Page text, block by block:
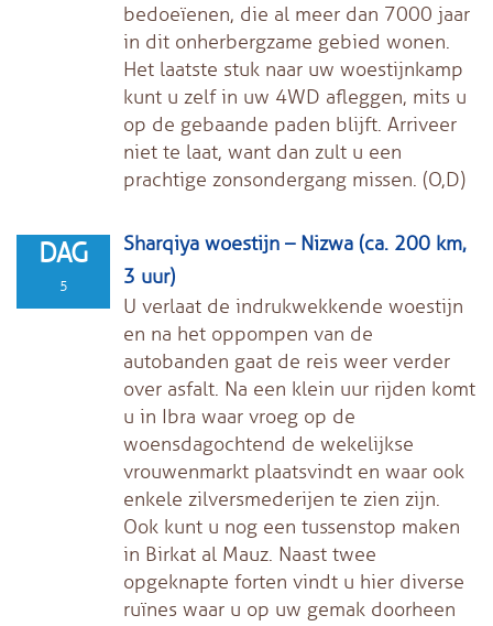
bedoeïenen, die al meer dan 7000 jaar
in dit onherbergzame gebied wonen.
Het laatste stuk naar uw woestijnkamp
kunt u zelf in uw 4WD afleggen, mits u
op de gebaande paden blijft. Arriveer
niet te laat, want dan zult u een
prachtige zonsondergang missen. (O,D)
DAG
5
Sharqiya woestijn – Nizwa (ca. 200 km,
3 uur)
U verlaat de indrukwekkende woestijn
en na het oppompen van de
autobanden gaat de reis weer verder
over asfalt. Na een klein uur rijden komt
u in Ibra waar vroeg op de
woensdagochtend de wekelijkse
vrouwenmarkt plaatsvindt en waar ook
enkele zilversmederijen te zien zijn.
Ook kunt u nog een tussenstop maken
in Birkat al Mauz. Naast twee
opgeknapte forten vindt u hier diverse
ruïnes waar u op uw gemak doorheen